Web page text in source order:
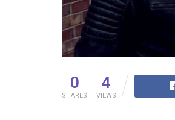
0
SHARES
4
VIEWS